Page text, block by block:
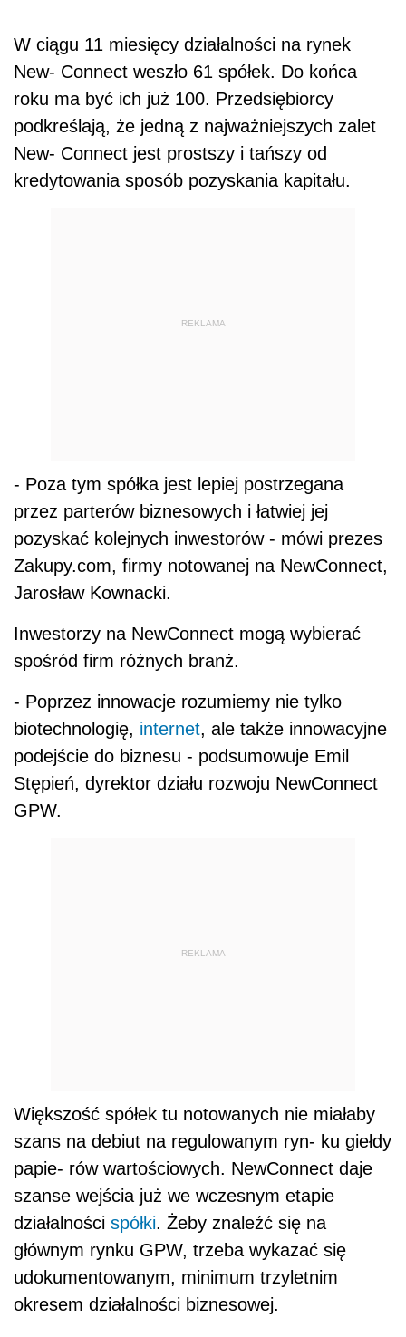
W ciągu 11 miesięcy działalności na rynek
New- Connect weszło 61 spółek. Do końca
roku ma być ich już 100. Przedsiębiorcy
podkreślają, że jedną z najważniejszych zalet
New- Connect jest prostszy i tańszy od
kredytowania sposób pozyskania kapitału.
REKLAMA
- Poza tym spółka jest lepiej postrzegana
przez parterów biznesowych i łatwiej jej
pozyskać kolejnych inwestorów - mówi prezes
Zakupy.com, firmy notowanej na NewConnect,
Jarosław Kownacki.
Inwestorzy na NewConnect mogą wybierać
spośród firm różnych branż.
- Poprzez innowacje rozumiemy nie tylko
biotechnologię, internet, ale także innowacyjne
podejście do biznesu - podsumowuje Emil
Stępień, dyrektor działu rozwoju NewConnect
GPW.
REKLAMA
Większość spółek tu notowanych nie miałaby
szans na debiut na regulowanym ryn- ku giełdy
papie- rów wartościowych. NewConnect daje
szanse wejścia już we wczesnym etapie
działalności spółki. Żeby znaleźć się na
głównym rynku GPW, trzeba wykazać się
udokumentowanym, minimum trzyletnim
okresem działalności biznesowej.